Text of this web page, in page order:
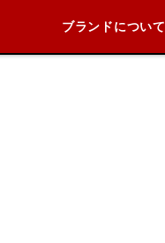
ブランドについて